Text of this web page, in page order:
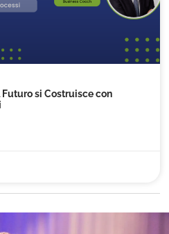
si Costruisce con